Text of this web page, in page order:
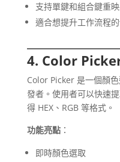
支持單鍵和組合鍵重
適合想提升工作流程
4. Color
Color Picker 是一個顏
發者。使用者可以快速
得 HEX、RGB 等格式。
功能亮點：
即時顏色選取